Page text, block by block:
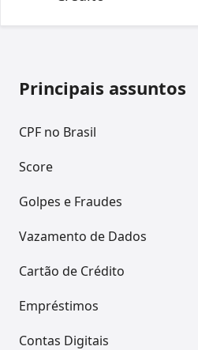
Principais assuntos
CPF no Brasil
Score
Golpes e Fraudes
Vazamento de Dados
Cartão de Crédito
Empréstimos
Contas Digitais